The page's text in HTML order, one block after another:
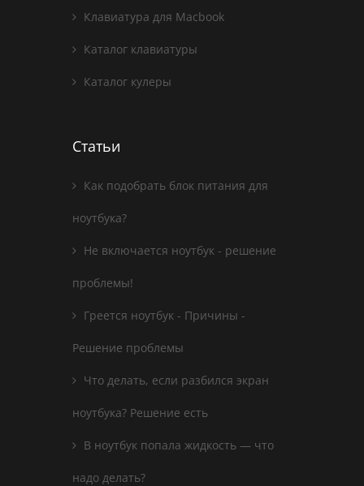
Клавиатура для Macbook
Каталог клавиатуры
Каталог кулеры
Статьи
Как подобрать блок питания для
ноутбука?
Не включается ноутбук - решение
проблемы!
Греется ноутбук - Причины -
Решение проблемы
Что делать, если разбился экран
ноутбука? Решение есть
В ноутбук попала жидкость — что
надо делать?